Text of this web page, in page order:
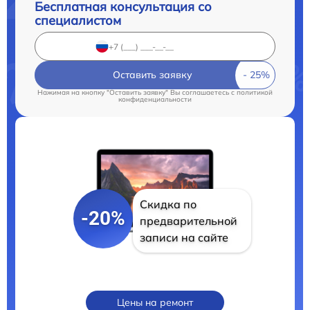
Бесплатная консультация со
специалистом
Оставить заявку
Нажимая на кнопку "Оставить заявку" Вы соглашаетесь cполитикой
конфиденциальности
-20%
Скидка по
предварительной
записи на сайте
Цены на ремонт